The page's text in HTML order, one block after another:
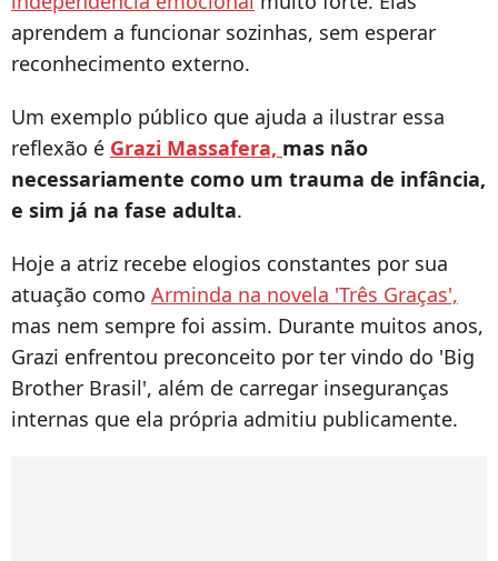
aprendem a funcionar sozinhas, sem esperar
reconhecimento externo.
Um exemplo público que ajuda a ilustrar essa
reflexão é Grazi Massafera, mas não
necessariamente como um trauma de infância,
e sim já na fase adulta.
Hoje a atriz recebe elogios constantes por sua
atuação como Arminda na novela 'Três Graças',
mas nem sempre foi assim. Durante muitos anos,
Grazi enfrentou preconceito por ter vindo do 'Big
Brother Brasil', além de carregar inseguranças
internas que ela própria admitiu publicamente.